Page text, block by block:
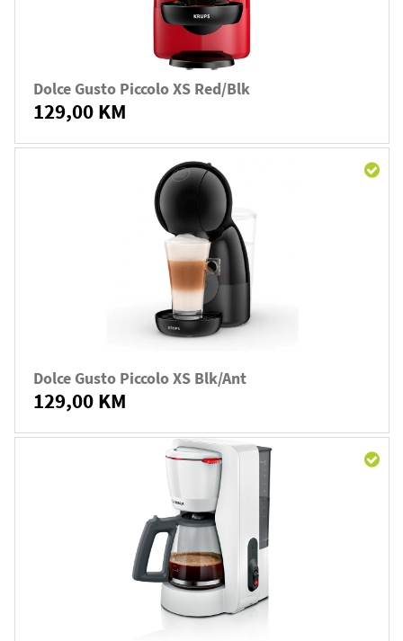
Dolce Gusto Piccolo XS Red/blk
129,00 KM
Dolce Gusto Piccolo XS Blk/ant
129,00 KM